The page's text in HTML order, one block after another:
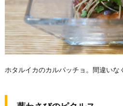
ホタルイカのカルパッチョ。間違いな